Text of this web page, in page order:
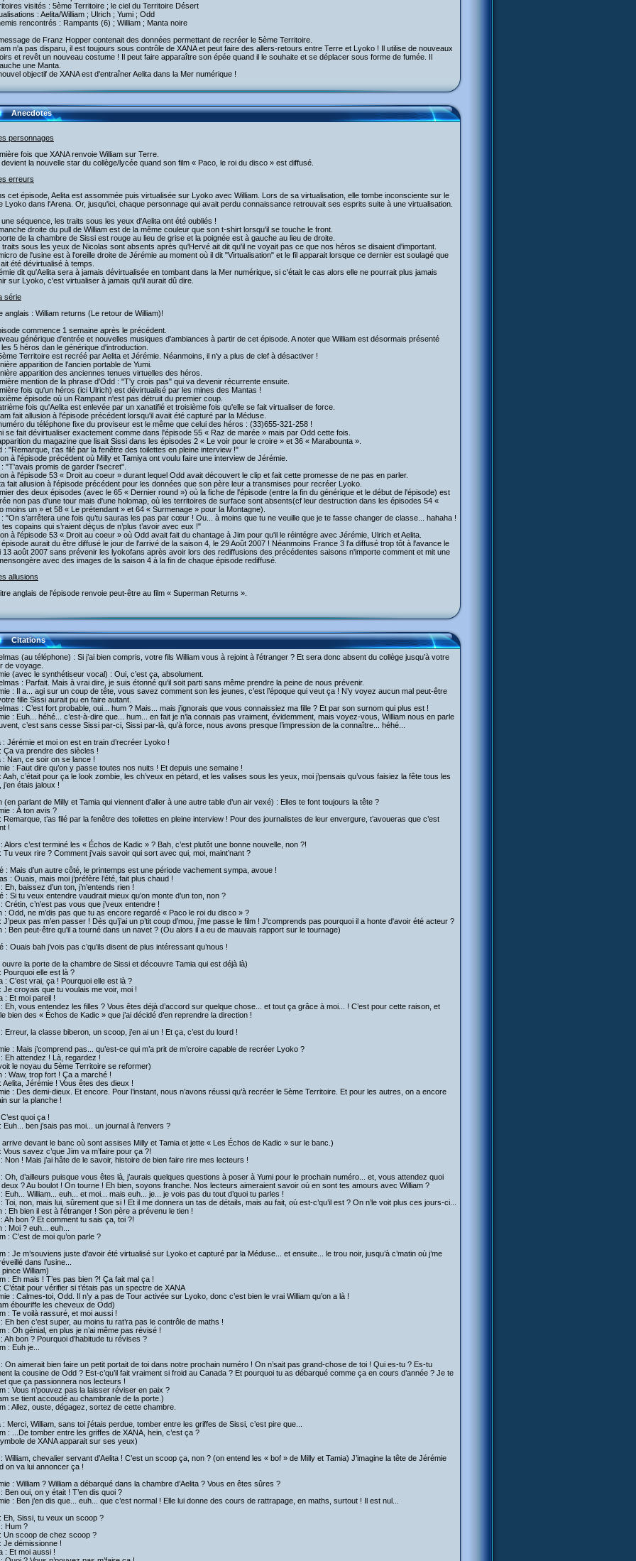
visités : 5ème Territoire ; le ciel du Territoire Désert
: Aelita/William ; Ulrich ; Yumi ; Odd
rencontrés : Rampants (6) ; William ; Manta noire
de Franz Hopper contenait des données permettant de recréer le 5ème Territoire.
n'a pas disparu, il est toujours sous contrôle de XANA et peut faire des allers-retours entre Terre et Lyoko ! Il utilise de nouveaux
et revêt un nouveau costume ! Il peut faire apparaître son épée quand il le souhaite et se déplacer sous forme de fumée. Il
une Manta.
objectif de XANA est d'entraîner Aelita dans la Mer numérique !
Anecdotes
personnages
fois que XANA renvoie William sur Terre.
la nouvelle star du collège/lycée quand son film « Paco, le roi du disco » est diffusé.
erreurs
cet épisode, Aelita est assommée puis virtualisée sur Lyoko avec William. Lors de sa virtualisation, elle tombe inconsciente sur le
Lyoko dans l'Arena. Or, jusqu'ici, chaque personnage qui avait perdu connaissance retrouvait ses esprits suite à une virtualisation.
séquence, les traits sous les yeux d'Aelita ont été oubliés !
droite du pull de William est de la même couleur que son t-shirt lorsqu'il se touche le front.
de la chambre de Sissi est rouge au lieu de grise et la poignée est à gauche au lieu de droite.
traits sous les yeux de Nicolas sont absents après qu'Hervé ait dit qu'il ne voyait pas ce que nos héros se disaient d'important.
de l'usine est à l'oreille droite de Jérémie au moment où il dit "Virtualisation" et le fil apparait lorsque ce dernier est soulagé que
été dévirtualisé à temps.
dit qu'Aelita sera à jamais dévirtualisée en tombant dans la Mer numérique, si c'était le cas alors elle ne pourrait plus jamais
sur Lyoko, c'est virtualiser à jamais qu'il aurait dû dire.
série
anglais : William returns (Le retour de William)!
commence 1 semaine après le précédent.
générique d'entrée et nouvelles musiques d'ambiances à partir de cet épisode. A noter que William est désormais présenté
5 héros dan le générique d'introduction.
Territoire est recréé par Aelita et Jérémie. Néanmoins, il n'y a plus de clef à désactiver !
apparition de l'ancien portable de Yumi.
apparition des anciennes tenues virtuelles des héros.
mention de la phrase d'Odd : "T'y crois pas" qui va devenir récurrente ensuite.
fois qu'un héros (ici Ulrich) est dévirtualisé par les mines des Mantas !
épisode où un Rampant n'est pas détruit du premier coup.
fois qu'Aelita est enlevée par un xanatifié et troisième fois qu'elle se fait virtualiser de force.
fait allusion à l'épisode précédent lorsqu'il avait été capturé par la Méduse.
du téléphone fixe du proviseur est le même que celui des héros : (33)655-321-258 !
se fait dévirtualiser exactement comme dans l'épisode 55 « Raz de marée » mais par Odd cette fois.
du magazine que lisait Sissi dans les épisodes 2 « Le voir pour le croire » et 36 « Marabounta ».
: "Remarque, t’as filé par la fenêtre des toilettes en pleine interview !"
à l'épisode précédent où Milly et Tamiya ont voulu faire une interview de Jérémie.
"T'avais promis de garder l'secret".
à l'épisode 53 « Droit au coeur » durant lequel Odd avait découvert le clip et fait cette promesse de ne pas en parler.
fait allusion à l'épisode précédent pour les données que son père leur a transmises pour recréer Lyoko.
des deux épisodes (avec le 65 « Dernier round ») où la fiche de l'épisode (entre la fin du générique et le début de l'épisode) est
non pas d'une tour mais d'une holomap, où les territoires de surface sont absents(cf leur destruction dans les épisodes 54 «
moins un » et 58 « Le prétendant » et 64 « Surmenage » pour la Montagne).
"On s’arrêtera une fois qu’tu sauras les pas par cœur ! Ou... à moins que tu ne veuille que je te fasse changer de classe... hahaha !
tes copains qui s’raient déçus de n’plus t’avoir avec eux !"
à l'épisode 53 « Droit au coeur » où Odd avait fait du chantage à Jim pour qu'il le réintégre avec Jérémie, Ulrich et Aelita.
aurait du être diffusé le jour de l'arrivé de la saison 4, le 29 Août 2007 ! Néanmoins France 3 l'a diffusé trop tôt à l'avance le
13 août 2007 sans prévenir les lyokofans après avoir lors des rediffusions des précédentes saisons n'importe comment et mit une
avec des images de la saison 4 à la fin de chaque épisode rediffusé.
allusions
anglais de l'épisode renvoie peut-être au film « Superman Returns ».
Citations
(au téléphone) : Si j’ai bien compris, votre fils William vous à rejoint à l’étranger ? Et sera donc absent du collège jusqu’à votre
de voyage.
(avec le synthétiseur vocal) : Oui, c’est ça, absolument.
: Parfait. Mais à vrai dire, je suis étonné qu’il soit parti sans même prendre la peine de nous prévenir.
: Il a... agi sur un coup de tête, vous savez comment son les jeunes, c’est l’époque qui veut ça ! N’y voyez aucun mal peut-être
fille Sissi aurait pu en faire autant.
: C’est fort probable, oui... hum ? Mais... mais j’ignorais que vous connaissiez ma fille ? Et par son surnom qui plus est !
: Euh... héhé... c’est-à-dire que... hum... en fait je n’la connais pas vraiment, évidemment, mais voyez-vous, William nous en parle
c’est sans cesse Sissi par-ci, Sissi par-là, qu’à force, nous avons presque l’impression de la connaître... héhé...
: Jérémie et moi on est en train d’recréer Lyoko !
Ça va prendre des siècles !
: Nan, ce soir on se lance !
: Faut dire qu’on y passe toutes nos nuits ! Et depuis une semaine !
Aah, c’était pour ça le look zombie, les ch’veux en pétard, et les valises sous les yeux, moi j’pensais qu’vous faisiez la fête tous les
j’en étais jaloux !
(en parlant de Milly et Tamia qui viennent d’aller à une autre table d’un air vexé) : Elles te font toujours la tête ?
: À ton avis ?
Remarque, t’as filé par la fenêtre des toilettes en pleine interview ! Pour des journalistes de leur envergure, t’avoueras que c’est
!
: Alors c’est terminé les « Échos de Kadic » ? Bah, c’est plutôt une bonne nouvelle, non ?!
Tu veux rire ? Comment j’vais savoir qui sort avec qui, moi, maint’nant ?
: Mais d’un autre côté, le printemps est une période vachement sympa, avoue !
: Ouais, mais moi j’préfère l’été, fait plus chaud !
Eh, baissez d’un ton, j’n’entends rien !
: Si tu veux entendre vaudrait mieux qu’on monte d’un ton, non ?
Crétin, c’n’est pas vous que j’veux entendre !
: Odd, ne m’dis pas que tu as encore regardé « Paco le roi du disco » ?
J’peux pas m’en passer ! Dès qu’j’ai un p’tit coup d’mou, j’me passe le film ! J'comprends pas pourquoi il a honte d'avoir été acteur ?
: Ben peut-être qu'il a tourné dans un navet ? (Ou alors il a eu de mauvais rapport sur le tournage)
: Ouais bah j’vois pas c’qu’ils disent de plus intéressant qu’nous !
ouvre la porte de la chambre de Sissi et découvre Tamia qui est déjà là)
Pourquoi elle est là ?
: C’est vrai, ça ! Pourquoi elle est là ?
Je croyais que tu voulais me voir, moi !
: Et moi pareil !
Eh, vous entendez les filles ? Vous êtes déjà d’accord sur quelque chose... et tout ça grâce à moi... ! C’est pour cette raison, et
bien des « Échos de Kadic » que j’ai décidé d’en reprendre la direction !
Erreur, la classe biberon, un scoop, j’en ai un ! Et ça, c’est du lourd !
: Mais j’comprend pas... qu’est-ce qui m’a prit de m’croire capable de recréer Lyoko ?
: Eh attendez ! Là, regardez !
le noyau du 5ème Territoire se reformer)
: Waw, trop fort ! Ça a marché !
Aelita, Jérémie ! Vous êtes des dieux !
: Des demi-dieux. Et encore. Pour l’instant, nous n’avons réussi qu’à recréer le 5ème Territoire. Et pour les autres, on a encore
sur la planche !
quoi ça !
Euh... ben j’sais pas moi... un journal à l’envers ?
arrive devant le banc où sont assises Milly et Tamia et jette « Les Échos de Kadic » sur le banc.)
Vous savez c’que Jim va m’faire pour ça ?!
Non ! Mais j’ai hâte de le savoir, histoire de bien faire rire mes lecteurs !
Oh, d’ailleurs puisque vous êtes là, j’aurais quelques questions à poser à Yumi pour le prochain numéro... et, vous attendez quoi
? Au boulot ! On tourne ! Eh bien, soyons franche. Nos lecteurs aimeraient savoir où en sont tes amours avec William ?
: Euh... William... euh... et moi... mais euh... je... je vois pas du tout d’quoi tu parles !
Toi, non, mais lui, sûrement que si ! Et il me donnera un tas de détails, mais au fait, où est-c’qu’il est ? On n’le voit plus ces jours-ci...
: Eh bien il est à l’étranger ! Son père a prévenu le tien !
Ah bon ? Et comment tu sais ça, toi ?!
: Moi ? euh... euh...
: C’est de moi qu’on parle ?
: Je m’souviens juste d’avoir été virtualisé sur Lyoko et capturé par la Méduse... et ensuite... le trou noir, jusqu’à c’matin où j’me
dans l’usine...
William)
: Eh mais ! T’es pas bien ?! Ça fait mal ça !
C’était pour vérifier si t’étais pas un spectre de XANA
: Calmes-toi, Odd. Il n’y a pas de Tour activée sur Lyoko, donc c’est bien le vrai William qu’on a là !
ébouriffe les cheveux de Odd)
: Te voilà rassuré, et moi aussi !
Eh ben c’est super, au moins tu rat’ra pas le contrôle de maths !
: Oh génial, en plus je n’ai même pas révisé !
Ah bon ? Pourquoi d’habitude tu révises ?
: Euh je...
On aimerait bien faire un petit portait de toi dans notre prochain numéro ! On n’sait pas grand-chose de toi ! Qui es-tu ? Es-tu
la cousine de Odd ? Est-c’qu’il fait vraiment si froid au Canada ? Et pourquoi tu as débarqué comme ça en cours d’année ? Je te
que ça passionnera nos lecteurs !
: Vous n’pouvez pas la laisser réviser en paix ?
se tient accoudé au chambranle de la porte.)
: Allez, ouste, dégagez, sortez de cette chambre.
: Merci, William, sans toi j’étais perdue, tomber entre les griffes de Sissi, c’est pire que...
: ...De tomber entre les griffes de XANA, hein, c’est ça ?
de XANA apparait sur ses yeux)
William, chevalier servant d’Aelita ! C’est un scoop ça, non ? (on entend les « bof » de Milly et Tamia) J’imagine la tête de Jérémie
on va lui annoncer ça !
: William ? William a débarqué dans la chambre d’Aelita ? Vous en êtes sûres ?
Ben oui, on y était ! T’en dis quoi ?
: Ben j’en dis que... euh... que c’est normal ! Elle lui donne des cours de rattrapage, en maths, surtout ! Il est nul...
Eh, Sissi, tu veux un scoop ?
Hum ?
Un scoop de chez scoop ?
Je démissionne !
: Et moi aussi !